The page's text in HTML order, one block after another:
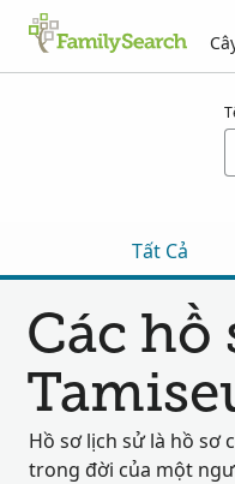
Tất Cả
Các hồ
Hồ sơ lịch sử là hồ sơ
trong đời của một